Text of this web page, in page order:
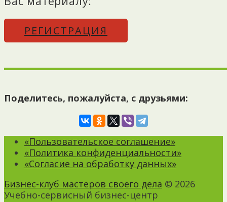
РЕГИСТРАЦИЯ
Поделитесь, пожалуйста, с друзьями:
«Пользовательское соглашение»
«Политика конфиденциальности»
«Согласие на обработку данных»
Бизнес-клуб мастеров своего дела © 2026
Учебно-сервисный бизнес-центр